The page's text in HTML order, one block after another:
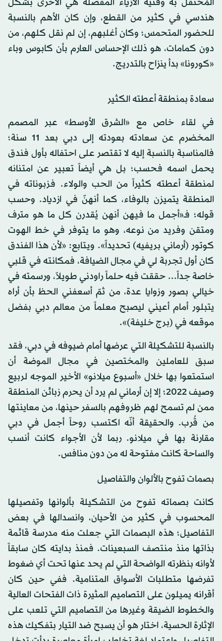
المُحتفل به وفنية الأزياء المفصلة هي الأخرى بشكل
هندسي في كثير من القطع، وإن كان الأهم بالنسبة
للحضور المتحمس؛ وكان أغلبهم، إن لم نقل كلهم، من
دون كمامات، هو ذلك الإحساس العارم بأن كابوس وباء
«كورونا» بدأ ينزاح بالتدريج.
سعادة بمنطقة أعطته الكثير
في لقاء خاص مع «الشرق الأوسط» عبر المصمم
المخضرم عن سعادته بعودته إلى دبي بعد 11 سنة؛
فالمناسبة بالنسبة إليه لا تقتصر على احتفاله بأول فندق
يحمل اسمه فحسب؛ بل هي أيضاً تعبير عن امتنانه
لمنطقة أعطته كثيراً من الحب والولاء. فزبوناته في
المنطقة يتميزن بالوفاء، كما أنهنّ في ازدياد. وحسب
قوله؛ فـ«أجمل ما فيهن أنهن يُقدرن كل ما هو مترف
ومتقن وفريد من نوعه، وهو ما يتوفر في خط الهوت
كوتور (أرماني بريفيه) تحديداً». ويتابع: «لأن هذا الفندق
كان أول تجربة لي في مجال الضيافة، فمكانته في قلبي
خاصة جداً... حققت فيه حلماً راودني طويلاً، ورسمته في
خيالي بصور وزوايا عدة، من ثمّ أسعفني الحظ بأن أراه
يتبلور أمام أعيني ليصبح معلماً من معالم دبي بفضل
موقعه في (برج خليفة)».
بالنسبة للتشكيلة التي عرضها أمام ضيوفه في دبي، فقد
سبق للعاملين والمختصين في مجال الموضة أن
استمتعوا بها خلال «أسبوع ميلانو» الأخير الموجه لربيع
وصيف 2022؛ إلا إن أرماني لم يرد أن يحرم زبائن المنطقة
ممن لم تسمح لهم ظروفهم بالسفر حينها، من معاينتها
من قُرب. والحقيقة أنّه اكتسب روحاً أجمل في دبي
مقارنة بها في ميلانو. ربما لأن الأجواء كانت أنسب
والساحة كانت مفتوحة له من دون منافس.
بصمات تفوح بالألوان والتفاصيل
كانت بصماته تفوح من التشكيلة بألوانها وتفصيلها
المحسوب في كثير من الأحيان، وانسدالها في بعض
التفاصيل؛ هذه البصمات التي جعلت منه مدرسة قائمة
بذاتها منذ منتصف السبعينات. فمنذ بدايته كان سابقاً
لأوانه بنظرته الواضحة التي لم يحد عنها تحت أي ضغوط
تفرضها متطلبات الأسواق المتنامية. ففي حين كان
أقرانه يميلون على التصاميم المثيرة ذات الفتحات العالية
والخطوط الضيقة وغيرها من التصاميم التي تلعب على
الإثارة الحسية، اختار هو أن يسبح ضد التيار بتفكيك هذه